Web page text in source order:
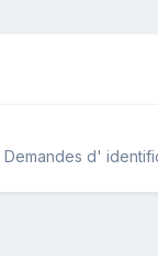
Demandes d'